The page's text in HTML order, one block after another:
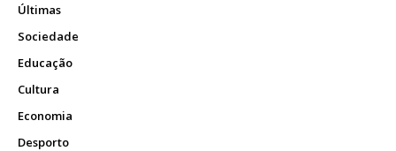
Últimas
Sociedade
Educação
Cultura
Economia
Desporto